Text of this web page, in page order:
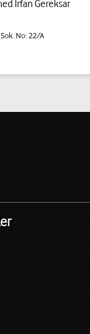
İrfan Gereksar
Sok. No: 22/A